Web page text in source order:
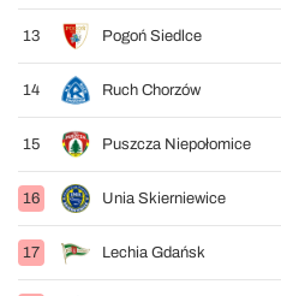
13 Pogoń Siedlce
14 Ruch Chorzów
15 Puszcza Niepołomice
16 Unia Skierniewice
17 Lechia Gdańsk